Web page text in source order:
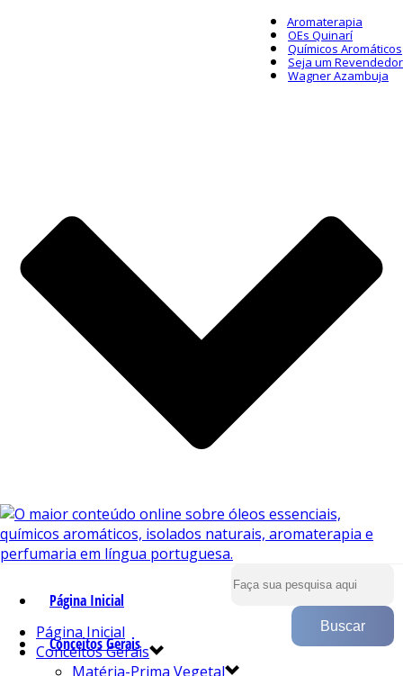
Aromaterapia
OEs Quinarí
Químicos Aromáticos
Seja um Revendedor
Wagner Azambuja
Página Inicial
Conceitos Gerais
Página Inicial
Conceitos Gerais
Matéria-Prima Vegetal